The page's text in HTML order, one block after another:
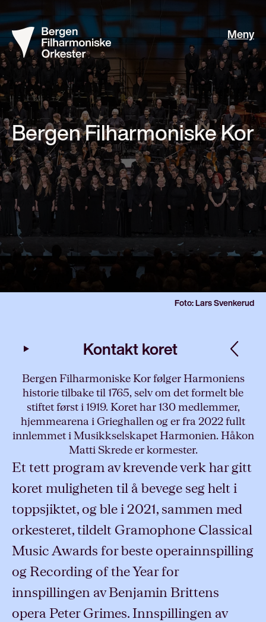
Meny
Foto: Lars Svenkerud
Bergen Filharmoniske Kor
Kontakt koret
Bergen Filharmoniske Kor følger Harmoniens
historie tilbake til 1765, selv om det formelt ble
stiftet først i 1919. Koret har 130 medlemmer,
hjemmearena i Grieghallen og er fra 2022 fullt
innlemmet i Musikkselskapet Harmonien. Håkon
Matti Skrede er kormester.
Et tett program av krevende verk har gitt
koret muligheten til å bevege seg helt i
toppsjiktet, og ble i 2021, sammen med
orkesteret, tildelt Gramophone Classical
Music Awards for beste operainnspilling
og Recording of the Year for
innspillingen av Benjamin Brittens
opera Peter Grimes. Innspillingen av